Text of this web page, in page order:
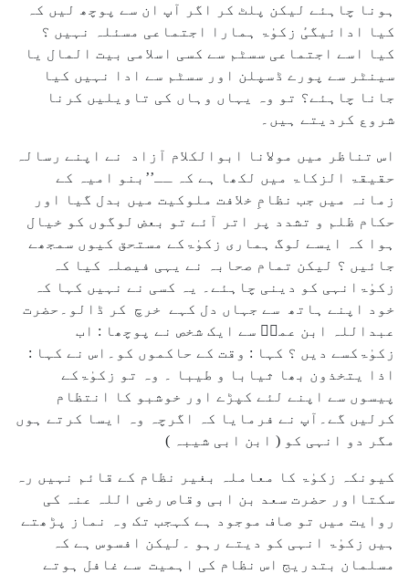
ہونا چاہئے لیکن پلٹ کر اگر آپ ان سے پوچھ لیں کہ
کیا ادائیگیٔ زکوٰۃ ہمارا اجتماعی مسئلہ نہیں ؟
کیا اسے اجتماعی سسٹم سے کسی اسلامی بیت المال یا
سینٹر سے پورے ڈسپلن اور سسٹم سے ادا نہیں کیا
جانا چاہئے؟ تو وہ یہاں وہاں کی تاویلیں کرنا
شروع کردیتے ہیں۔
اس تناظر میں مولانا ابوالکلام آزاد نے اپنے رسالہ
حقیقۃ الزکاۃ میں لکھا ہے کہ ــ’’بنو امیہ کے
زمانہ میں جب نظامِ خلافت ملوکیت میں بدل گیا اور
حکام ظلم و تشدد پر اتر آئے تو بعض لوگوں کو خیال
ہوا کہ ایسے لوگ ہماری زکوٰۃکے مستحق کیوں سمجھے
جائیں ؟ لیکن تمام صحابہ نے یہی فیصلہ کیا کہ
زکوٰۃانہی کو دینی چاہئے۔ یہ کسی نے نہیں کہا کہ
خود اپنے ہاتھ سے جہاں دل کہے خرچ کر ڈالو۔حضرت
عبداللہ ابن عمرؓ سے ایک شخص نے پوچھا : اب
زکوٰۃکسے دیں ؟ کہا : وقت کے حاکموں کو۔اس نے کہا :
اذا یتخذون بھا ثیابا و طیبا ۔ وہ تو زکوٰۃکے
پیسوں سے اپنے لئے کپڑے اور خوشبو کا انتظام
کرلیں گے۔آپ نے فرمایا کہ اگرچہ وہ ایسا کرتے ہوں
مگر دو انہی کو ( ابن ابی شیبہ )
کیونکہ زکوٰۃ کا معاملہ بغیر نظام کے قائم نہیں رہ
سکتااور حضرت سعد بن ابی وقاص رضی اللہ عنہ کی
روایت میں تو صاف موجود ہے کہجب تک وہ نماز پڑھتے
ہیں زکوٰۃ انہی کو دیتے رہو ۔لیکن افسوس ہے کہ
مسلمان بتدریج اس نظام کی اہمیت سے غافل ہوتے